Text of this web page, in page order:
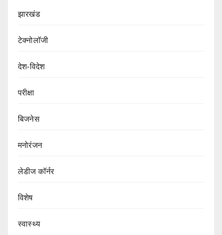
झारखंड
टेक्नोलॉजी
देश-विदेश
परीक्षा
बिजनेस
मनोरंजन
लेडीज कॉर्नर
विशेष
स्वास्थ्य